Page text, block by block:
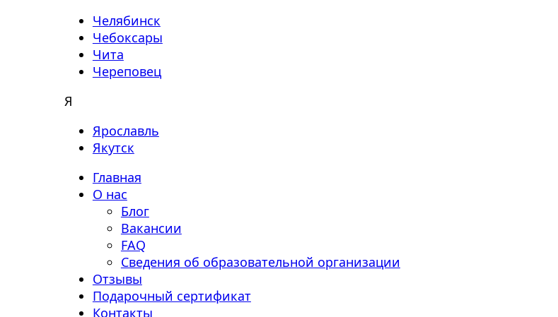
Челябинск
Чебоксары
Чита
Череповец
Я
Ярославль
Якутск
Главная
О нас
Блог
Вакансии
FAQ
Сведения об образовательной организации
Отзывы
Подарочный сертификат
Контакты